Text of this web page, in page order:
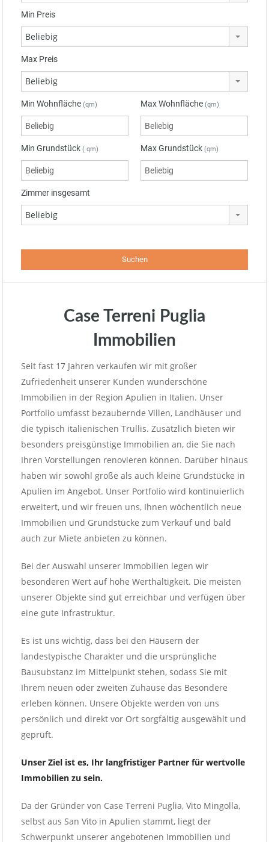
Min Preis
Beliebig
Max Preis
Beliebig
Min Wohnfläche (qm) Max Wohnfläche (qm)
Min Grundstück ( qm) Max Grundstück (qm)
Zimmer insgesamt
Beliebig
Case Terreni Puglia
Immobilien
Seit fast 17 Jahren verkaufen wir mit großer
Zufriedenheit unserer Kunden wunderschöne
Immobilien in der Region Apulien in Italien. Unser
Portfolio umfasst bezaubernde Villen, Landhäuser und
die typisch italienischen Trullis. Zusätzlich bieten wir
besonders preisgünstige Immobilien an, die Sie nach
Ihren Vorstellungen renovieren können. Darüber hinaus
haben wir sowohl große als auch kleine Grundstücke in
Apulien im Angebot. Unser Portfolio wird kontinuierlich
erweitert, und wir freuen uns, Ihnen wöchentlich neue
Immobilien und Grundstücke zum Verkauf und bald
auch zur Miete anbieten zu können.
Bei der Auswahl unserer Immobilien legen wir
besonderen Wert auf hohe Werthaltigkeit. Die meisten
unserer Objekte sind gut erreichbar und verfügen über
eine gute Infrastruktur.
Es ist uns wichtig, dass bei den Häusern der
landestypische Charakter und die ursprüngliche
Bausubstanz im Mittelpunkt stehen, sodass Sie mit
Ihrem neuen oder zweiten Zuhause das Besondere
erleben können. Unsere Objekte werden von uns
persönlich und direkt vor Ort sorgfältig ausgewählt und
geprüft.
Unser Ziel ist es, Ihr langfristiger Partner für wertvolle
Immobilien zu sein.
Da der Gründer von Case Terreni Puglia, Vito Mingolla,
selbst aus San Vito in Apulien stammt, liegt der
Schwerpunkt unserer angebotenen Immobilien und